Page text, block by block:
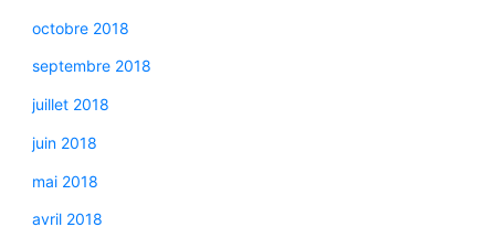
octobre 2018
septembre 2018
juillet 2018
juin 2018
mai 2018
avril 2018